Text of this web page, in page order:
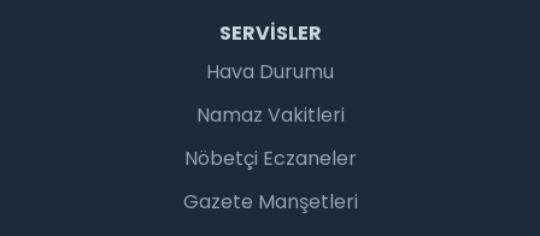
SERVISLER
Hava Durumu
Namaz Vakitleri
Nöbetçi Eczaneler
Gazete Manşetleri